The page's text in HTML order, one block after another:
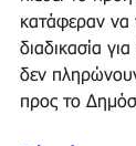
κατάφεραν να
διαδικασία
δεν
προς το